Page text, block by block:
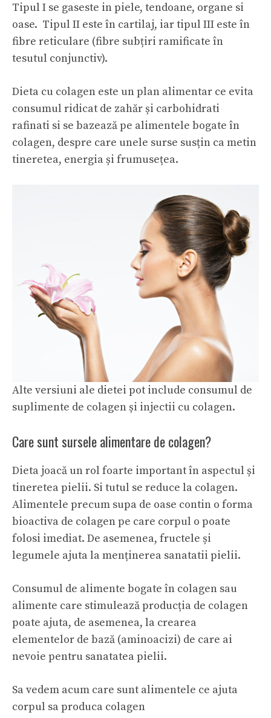
Tipul I se gaseste in piele, tendoane, organe si
oase. Tipul II este în cartilaj, iar tipul III este în
fibre reticulare (fibre subțiri ramificate în
tesutul conjunctiv).
Dieta cu colagen este un plan alimentar ce evita
consumul ridicat de zahăr și carbohidrati
rafinati si se bazează pe alimentele bogate în
colagen, despre care unele surse susțin ca metin
tineretea, energia și frumusețea.
Alte versiuni ale dietei pot include consumul de
suplimente de colagen și injectii cu colagen.
Care sunt sursele alimentare de colagen?
Dieta joacă un rol foarte important în aspectul și
tineretea pielii. Si tutul se reduce la colagen.
Alimentele precum supa de oase contin o forma
bioactiva de colagen pe care corpul o poate
folosi imediat. De asemenea, fructele și
legumele ajuta la menținerea sanatatii pielii.
Consumul de alimente bogate în colagen sau
alimente care stimulează producția de colagen
poate ajuta, de asemenea, la crearea
elementelor de bază (aminoacizi) de care ai
nevoie pentru sanatatea pielii.
Sa vedem acum care sunt alimentele ce ajuta
corpul sa produca colagen